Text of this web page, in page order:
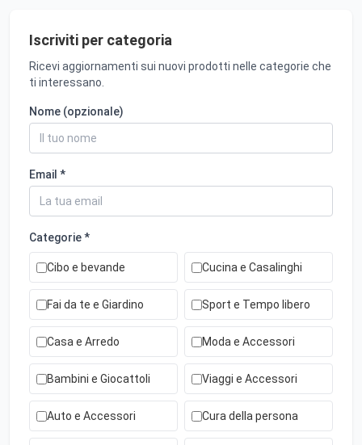
Iscriviti per categoria
Ricevi aggiornamenti sui nuovi prodotti nelle categorie che
ti interessano.
Nome (opzionale)
Email *
Categorie *
Cibo e bevande Cucina e Casalinghi
Fai da te e Giardino Sport e Tempo libero
Casa e Arredo Moda e Accessori
Bambini e Giocattoli Viaggi e Accessori
Auto e Accessori Cura della persona